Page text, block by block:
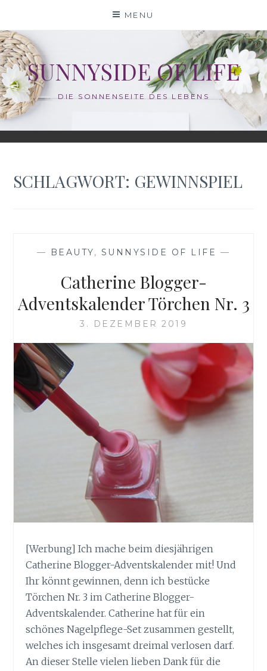
content
MENU
SUNNYSIDE OF LIFE
DIE SONNENSEITE DES LEBENS
SCHLAGWORT: GEWINNSPIEL
— BEAUTY, SUNNYSIDE OF LIFE —
Catherine Blogger-
Adventskalender Törchen Nr. 3
3. DEZEMBER 2019
[Werbung] Ich mache beim diesjährigen
Catherine Blogger-Adventskalender mit! Und
Ihr könnt gewinnen, denn ich bestücke
Törchen Nr. 3 im Catherine Blogger-
Adventskalender. Catherine hat für ein
schönes Nagelpflege-Set zusammen gestellt,
welches ich insgesamt dreimal verlosen darf.
An dieser Stelle vielen lieben Dank für die